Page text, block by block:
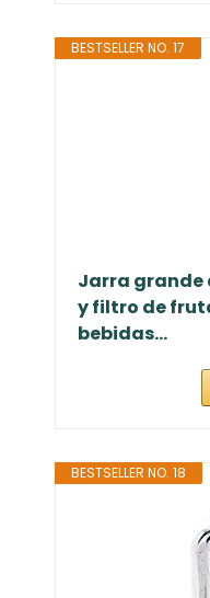
BESTSELLER NO. 17
Jarra grande
y filtro de
bebidas...
BESTSELLER NO. 18